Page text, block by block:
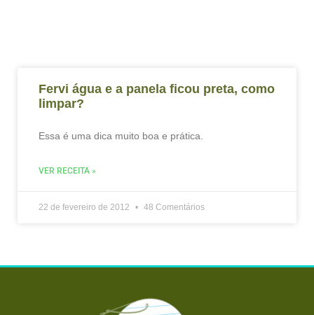
Fervi água e a panela ficou preta, como
limpar?
Essa é uma dica muito boa e prática.
VER RECEITA »
22 de fevereiro de 2012 48 Comentários